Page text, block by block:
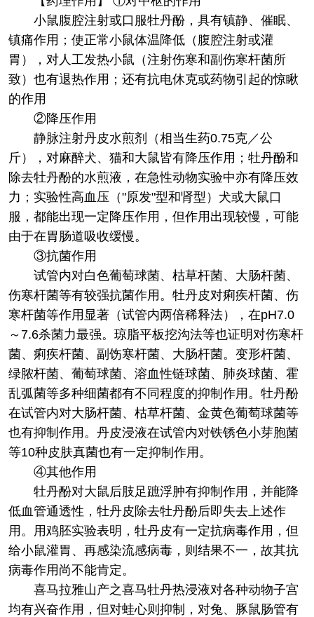
小鼠腹腔注射或口服牡丹酚，具有镇静、催眠、
镇痛作用；使正常小鼠体温降低（腹腔注射或灌
胃），对人工发热小鼠（注射伤寒和副伤寒杆菌所
致）也有退热作用；还有抗电休克或药物引起的惊瞅
的作用
②降压作用
静脉注射丹皮水煎剂（相当生药0.75克／公
斤），对麻醉犬、猫和大鼠皆有降压作用；牡丹酚和
除去牡丹酚的水煎液，在急性动物实验中亦有降压效
力；实验性高血压（"原发"型和肾型）犬或大鼠口
服，都能出现一定降压作用，但作用出现较慢，可能
由于在胃肠道吸收缓慢。
③抗菌作用
试管内对白色葡萄球菌、枯草杆菌、大肠杆菌、
伤寒杆菌等有较强抗菌作用。牡丹皮对痢疾杆菌、伤
寒杆菌等作用显著（试管内两倍稀释法），在pH7.0
～7.6杀菌力最强。琼脂平板挖沟法等也证明对伤寒杆
菌、痢疾杆菌、副饬寒杆菌、大肠杆菌。变形杆菌、
绿脓杆菌、葡萄球菌、溶血性链球菌、肺炎球菌、霍
乱弧菌等多种细菌都有不同程度的抑制作用。牡丹酚
在试管内对大肠杆菌、枯草杆菌、金黄色葡萄球菌等
也有抑制作用。丹皮浸液在试管内对铁锈色小芽胞菌
等10种皮肤真菌也有一定抑制作用。
④其他作用
牡丹酚对大鼠后肢足蹠浮肿有抑制作用，并能降
低血管通透性，牡丹皮除去牡丹酚后即失去上述作
用。用鸡胚实验表明，牡丹皮有一定抗病毒作用，但
给小鼠灌胃、再感染流感病毒，则结果不一，故其抗
病毒作用尚不能肯定。
喜马拉雅山产之喜马牡丹热浸液对各种动物子宫
均有兴奋作用，但对蛙心则抑制，对兔、豚鼠肠管有